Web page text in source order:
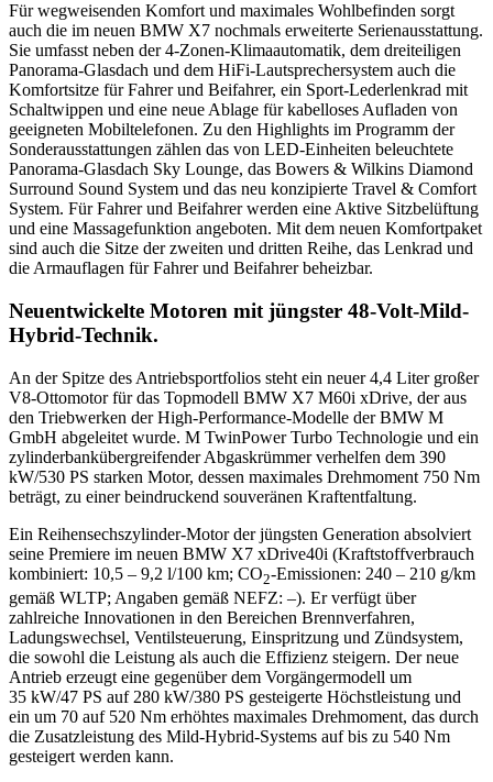
Für wegweisenden Komfort und maximales Wohlbefinden sorgt
auch die im neuen BMW X7 nochmals erweiterte Serienausstattung.
Sie umfasst neben der 4-Zonen-Klimaautomatik, dem dreiteiligen
Panorama-Glasdach und dem HiFi-Lautsprechersystem auch die
Komfortsitze für Fahrer und Beifahrer, ein Sport-Lederlenkrad mit
Schaltwippen und eine neue Ablage für kabelloses Aufladen von
geeigneten Mobiltelefonen. Zu den Highlights im Programm der
Sonderausstattungen zählen das von LED-Einheiten beleuchtete
Panorama-Glasdach Sky Lounge, das Bowers & Wilkins Diamond
Surround Sound System und das neu konzipierte Travel & Comfort
System. Für Fahrer und Beifahrer werden eine Aktive Sitzbelüftung
und eine Massagefunktion angeboten. Mit dem neuen Komfortpaket
sind auch die Sitze der zweiten und dritten Reihe, das Lenkrad und
die Armauflagen für Fahrer und Beifahrer beheizbar.
Neuentwickelte Motoren mit jüngster 48-Volt-Mild-
Hybrid-Technik.
An der Spitze des Antriebsportfolios steht ein neuer 4,4 Liter großer
V8-Ottomotor für das Topmodell BMW X7 M60i xDrive, der aus
den Triebwerken der High-Performance-Modelle der BMW M
GmbH abgeleitet wurde. M TwinPower Turbo Technologie und ein
zylinderbankübergreifender Abgaskrümmer verhelfen dem 390
kW/530 PS starken Motor, dessen maximales Drehmoment 750 Nm
beträgt, zu einer beindruckend souveränen Kraftentfaltung.
Ein Reihensechszylinder-Motor der jüngsten Generation absolviert
seine Premiere im neuen BMW X7 xDrive40i (Kraftstoffverbrauch
kombiniert: 10,5 – 9,2 l/100 km; CO2-Emissionen: 240 – 210 g/km
gemäß WLTP; Angaben gemäß NEFZ: –). Er verfügt über
zahlreiche Innovationen in den Bereichen Brennverfahren,
Ladungswechsel, Ventilsteuerung, Einspritzung und Zündsystem,
die sowohl die Leistung als auch die Effizienz steigern. Der neue
Antrieb erzeugt eine gegenüber dem Vorgängermodell um
35 kW/47 PS auf 280 kW/380 PS gesteigerte Höchstleistung und
ein um 70 auf 520 Nm erhöhtes maximales Drehmoment, das durch
die Zusatzleistung des Mild-Hybrid-Systems auf bis zu 540 Nm
gesteigert werden kann.